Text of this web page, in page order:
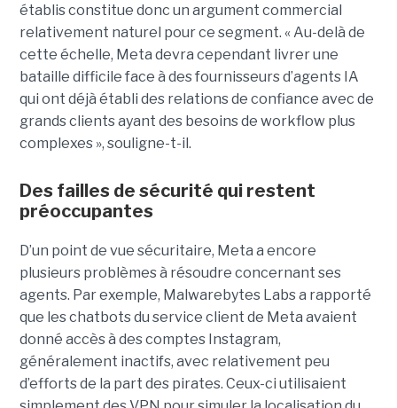
établis constitue donc un argument commercial
relativement naturel pour ce segment. « Au-delà de
cette échelle, Meta devra cependant livrer une
bataille difficile face à des fournisseurs d’agents IA
qui ont déjà établi des relations de confiance avec de
grands clients ayant des besoins de workflow plus
complexes », souligne-t-il.
Des failles de sécurité qui restent
préoccupantes
D’un point de vue sécuritaire, Meta a encore
plusieurs problèmes à résoudre concernant ses
agents. Par exemple, Malwarebytes Labs a rapporté
que les chatbots du service client de Meta avaient
donné accès à des comptes Instagram,
généralement inactifs, avec relativement peu
d’efforts de la part des pirates. Ceux-ci utilisaient